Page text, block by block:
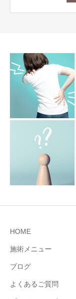
HOME
施術メニュー
ブログ
よくあるご質問